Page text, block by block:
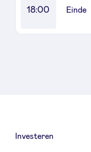
18:00 Einde
Investeren